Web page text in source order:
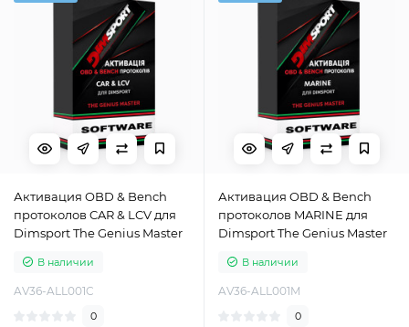
Активация OBD & Bench
протоколов CAR & LCV для
Dimsport The Genius Master
В наличии
AV36-ALL001C
0
Активация OBD & Bench
протоколов MARINE для
Dimsport The Genius Master
В наличии
AV36-ALL001M
0